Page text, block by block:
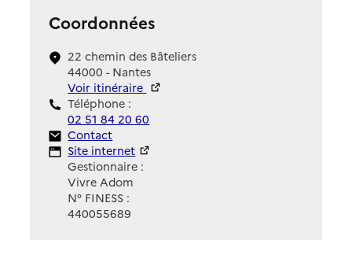
Coordonnées
22 chemin des Bâteliers
44000 - Nantes
Voir itinéraire
Téléphone :
02 51 84 20 60
Contact
Contact
Site Internet
Site internet
Gestionnaire :
Vivre Adom
N° FINESS :
440055689